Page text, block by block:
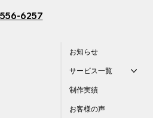
お知らせ
サービス一覧
制作実績
お客様の声
6257